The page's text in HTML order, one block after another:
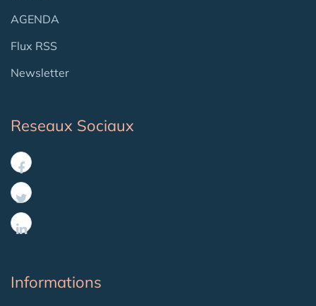
AGENDA
Flux RSS
Newsletter
Reseaux Sociaux
Informations